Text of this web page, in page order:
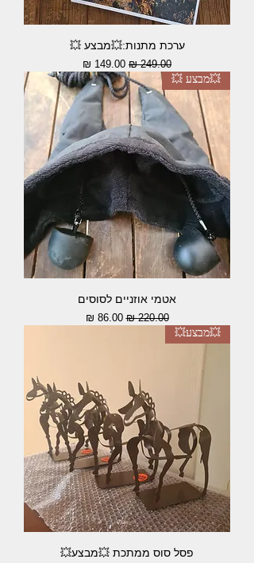
ערכת מתנות:💥מבצע 💥
מחיר רגיל מחיר מבצע
💥מבצע 💥
אטמי אוזניים לסוסים
מחיר רגיל‏220.00 ‏₪ מחיר מבצע‏86.00 ‏₪
💥מבצע💥
פסל סוס ממתכת 💥מבצע💥